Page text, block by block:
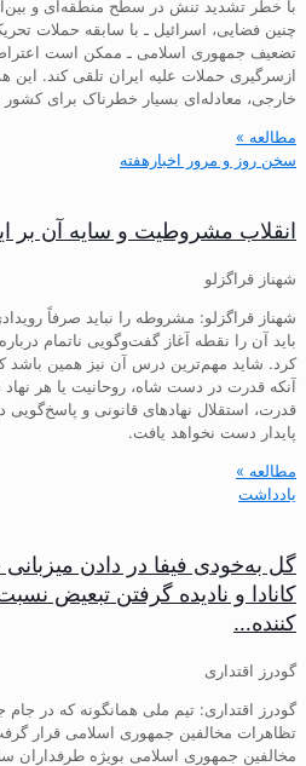
با خطر تشدید تنش در سطح منطقه‌ای و
چنین فضایی، اسرائیل ـ با سابقه حملات
تضعیف جمهوری اسلامی ـ ممکن است
ازسرگیری حملات علیه ایران تلقی کند. این
خارجی، معادله‌ای بسیار خطرناک برای کشور
مطالعه »
سخن روز و مرور اخبارهفته
انقلاب مشروطیت و سایه آن بر
شهناز قراگزلو
شهناز قراگزلو: مشروطه را نباید صرفاً
باید آن را نقطه آغاز گفت‌وگویی ناتمام
کرد. شاید مهم‌ترین درس آن نیز همین
آنکه قدرت در دست شاه، روحانیت یا هر
قدرت، استقلال نهادهای قانونی و پاسخ‌گویی
پایدار دست نخواهد یافت.
مطالعه »
یادداشت
گل به‌خودی فیفا در دادن میزبانی
کانادا و نادیده گرفتن تبعیض
کننده…
گودرز اقتداری
تظاهرات مخالفین جمهوری اسلامی قرار گرفت
مخالفین جمهوری اسلامی بویژه طرفداران